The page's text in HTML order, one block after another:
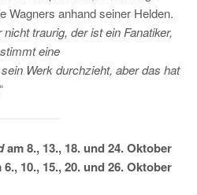
Wagners anhand seiner Helden.
traurig, der ist ein Fanatiker,
eine
Werk durchzieht, aber das hat
“
am 8., 13., 18. und 24. Oktober
6., 10., 15., 20. und 26. Oktober